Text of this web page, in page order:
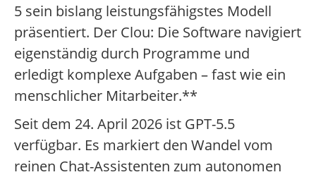
5 sein bislang leistungsfähigstes Modell
präsentiert. Der Clou: Die Software navigiert
eigenständig durch Programme und
erledigt komplexe Aufgaben – fast wie ein
menschlicher Mitarbeiter.**
Seit dem 24. April 2026 ist GPT-5.5
verfügbar. Es markiert den Wandel vom
reinen Chat-Assistenten zum autonomen